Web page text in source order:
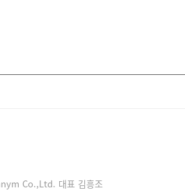
Co.,Ltd. 대표 김흥조